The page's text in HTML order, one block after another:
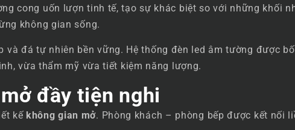
cong uốn lượn tinh tế, tạo sự khác biệt so với những khối
không gian sống.
đá tự nhiên bền vững. Hệ thống đèn led âm tường được
vừa thẩm mỹ vừa tiết kiệm năng lượng.
đầy tiện nghi
kế không gian mở. Phòng khách – phòng bếp được kết nối